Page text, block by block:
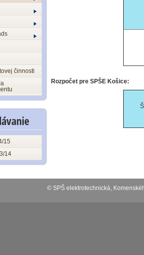
činnosti
15
14
Rozpočet pre SPŠE Košice:
© SPŠ elektrotechnická,